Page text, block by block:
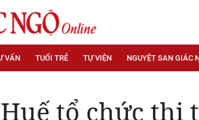
VẤN TUỔI TRẺ TỰ VIỆN NGUYỆT SAN GIÁC
tổ chức thi